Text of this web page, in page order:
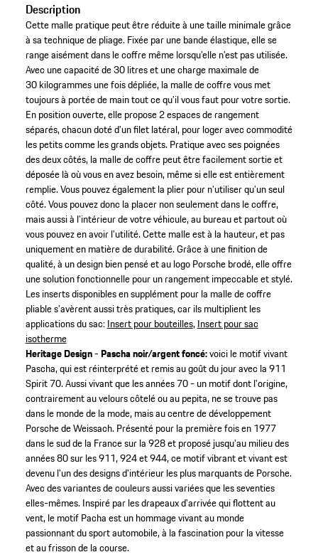
Description
Cette malle pratique peut être réduite à une taille minimale grâce
à sa technique de pliage. Fixée par une bande élastique, elle se
range aisément dans le coffre même lorsqu’elle n’est pas utilisée.
Avec une capacité de 30 litres et une charge maximale de
30 kilogrammes une fois dépliée, la malle de coffre vous met
toujours à portée de main tout ce qu’il vous faut pour votre sortie.
En position ouverte, elle propose 2 espaces de rangement
séparés, chacun doté d’un filet latéral, pour loger avec commodité
les petits comme les grands objets. Pratique avec ses poignées
des deux côtés, la malle de coffre peut être facilement sortie et
déposée là où vous en avez besoin, même si elle est entièrement
remplie. Vous pouvez également la plier pour n’utiliser qu’un seul
côté. Vous pouvez donc la placer non seulement dans le coffre,
mais aussi à l’intérieur de votre véhicule, au bureau et partout où
vous pouvez en avoir l’utilité. Cette malle est à la hauteur, et pas
uniquement en matière de durabilité. Grâce à une finition de
qualité, à un design bien pensé et au logo Porsche brodé, elle offre
une solution fonctionnelle pour un rangement impeccable et stylé.
Les inserts disponibles en supplément pour la malle de coffre
pliable s’avèrent aussi très pratiques, car ils multiplient les
applications du sac:Insert pour bouteilles,Insert pour sac
isotherme
Heritage Design - Pascha noir/argent foncé:voici le motif vivant
Pascha, qui est réinterprété et remis au goût du jour avec la 911
Spirit 70. Aussi vivant que les années 70 - un motif dont l'origine,
contrairement au velours côtelé ou au pepita, ne se trouve pas
dans le monde de la mode, mais au centre de développement
Porsche de Weissach. Présenté pour la première fois en 1977
dans le sud de la France sur la 928 et proposé jusqu'au milieu des
années 80 sur les 911, 924 et 944, ce motif vibrant et vivant est
devenu l'un des designs d'intérieur les plus marquants de Porsche.
Avec des variantes de couleurs aussi variées que les seventies
elles-mêmes. Inspiré par les drapeaux d'arrivée qui flottent au
vent, le motif Pacha est un hommage vivant au monde
passionnant du sport automobile, à la fascination pour la vitesse
et au frisson de la course.